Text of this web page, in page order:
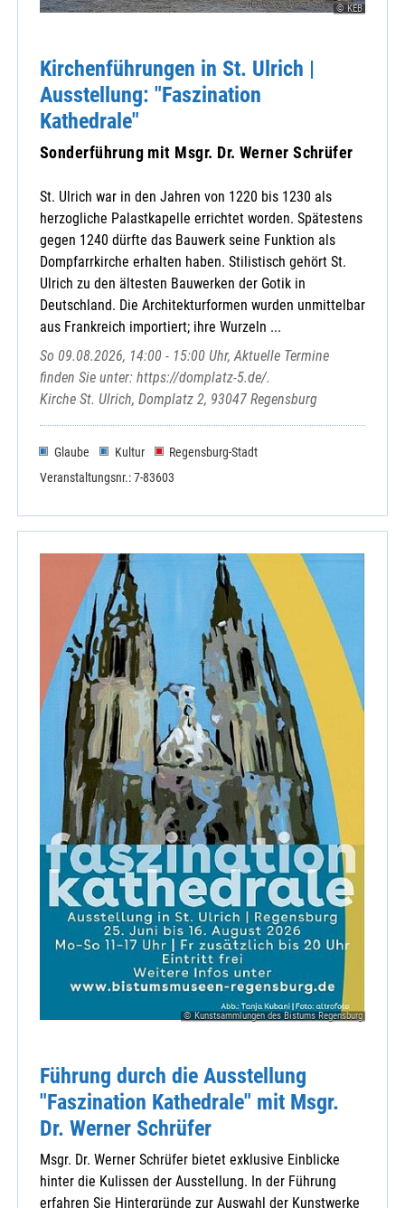
Sulzbach-Rosenberg / St. Marien
Theuern-Ebermannsdorf / St. Nikolaus
Ursensollen
Utzenhofen / St. Vitus
Vilshofen / St. Michael
Caritas-Verband
Ehevorbereitung
Elternschule
Malteser Hilfsdienst e.V.
Sozialdienst Kath. Frauen
© KEB
Kirchenführungen in St. Ulrich |
Ausstellung: "Faszination
Kathedrale"
Sonderführung mit Msgr. Dr. Werner Schrüfer
St. Ulrich war in den Jahren von 1220 bis 1230 als
herzogliche Palastkapelle errichtet worden. Spätestens
gegen 1240 dürfte das Bauwerk seine Funktion als
Dompfarrkirche erhalten haben. Stilistisch gehört St.
Ulrich zu den ältesten Bauwerken der Gotik in
Deutschland. Die Architekturformen wurden unmittelbar
aus Frankreich importiert; ihre Wurzeln ...
So 09.08.2026, 14:00 - 15:00 Uhr, Aktuelle Termine
finden Sie unter: https://domplatz-5.de/.
Kirche St. Ulrich, Domplatz 2, 93047 Regensburg
Glaube Kultur
Regensburg-Stadt
Veranstaltungsnr.: 7-83603
© Kunstsammlungen des Bistums Regensburg
Führung durch die Ausstellung
"Faszination Kathedrale" mit Msgr.
Dr. Werner Schrüfer
Msgr. Dr. Werner Schrüfer bietet exklusive Einblicke
hinter die Kulissen der Ausstellung. In der Führung
erfahren Sie Hintergründe zur Auswahl der Kunstwerke